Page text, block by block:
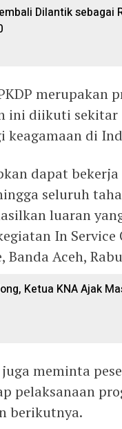
Dilantik sebagai
merupakan
ini diikuti sekitar
keagamaan di
dapat
seluruh
luaran
In Service
Banda Aceh,
Ketua KNA Ajak
meminta
pelaksanaan
berikutnya.